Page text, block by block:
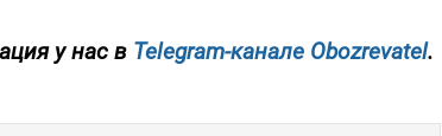
у нас в Telegram-канале Obozrevatel.